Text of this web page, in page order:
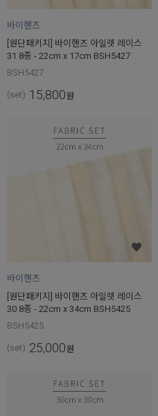
바이핸즈
[원단패키지] 바이핸즈 아일렛 레이스
31 8종 - 22cm x 17cm BSH5427
BSH5427
(set) 15,800원
바이핸즈
[원단패키지] 바이핸즈 아일렛 레이스
30 8종 - 22cm x 34cm BSH5425
BSH5425
(set) 25,000원